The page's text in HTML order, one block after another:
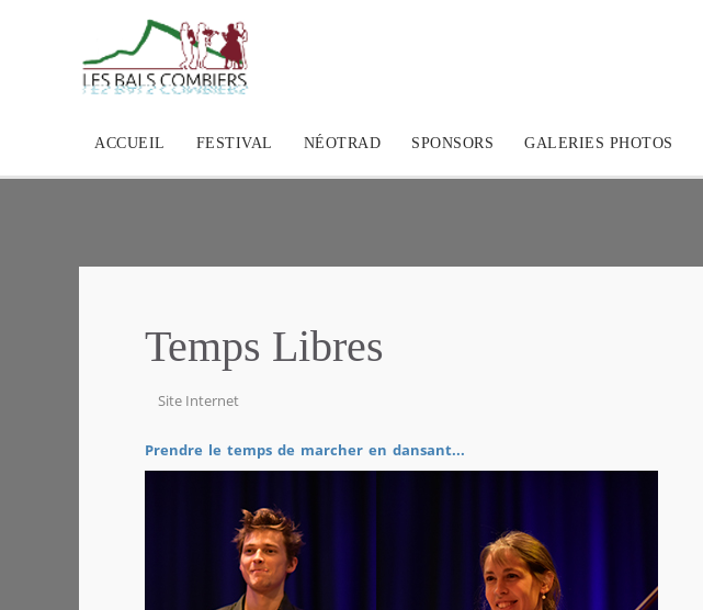
ACCUEIL FESTIVAL NÉOTRAD SPONSORS GALERIES PHOTOS
Temps Libres
Site Internet
Prendre le temps de marcher en dansant...